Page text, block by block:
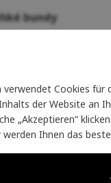
bundy
hravým
se dítě namočí
a strečové
funkční větrovky
táboráku.
verwendet Cookies
der Website an
„Akzeptieren“
Ihnen das